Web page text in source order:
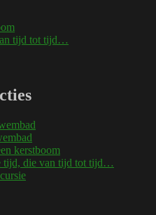
tijd tot tijd…
kerstboom
tijd, die van tijd tot tijd…